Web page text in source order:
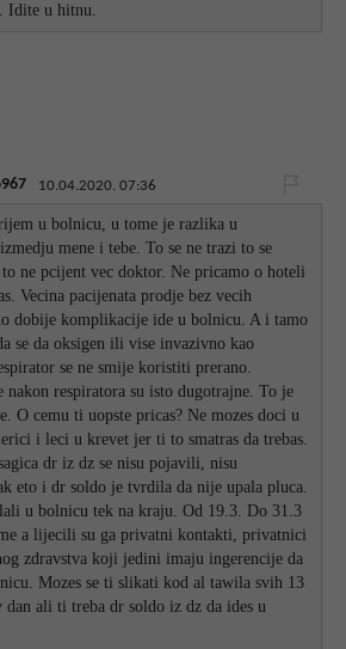
Idite u hitnu.
10.04.2020. 07:36
u bolnicu, u tome je razlika u
mene i tebe. To se ne trazi to se
ne pcijent vec doktor. Ne pricamo o hoteli
Vecina pacijenata prodje bez vecih
dobije komplikacije ide u bolnicu. A i tamo
se da oksigen ili vise invazivno kao
se ne smije koristiti prerano.
nakon respiratora su isto dugotrajne. To je
O cemu ti uopste pricas? Ne mozes doci u
i leci u krevet jer ti to smatras da trebas.
dr iz dz se nisu pojavili, nisu
eto i dr soldo je tvrdila da nije upala pluca.
u bolnicu tek na kraju. Od 19.3. Do 31.3
a lijecili su ga privatni kontakti, privatnici
zdravstva koji jedini imaju ingerencije da
Mozes se ti slikati kod al tawila svih 13
dan ali ti treba dr soldo iz dz da ides u